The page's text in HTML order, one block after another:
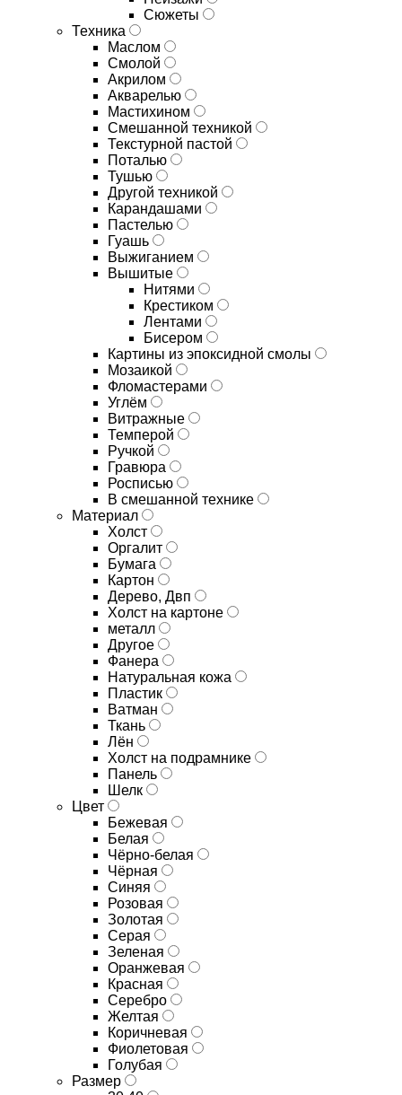
Сюжеты
Техника
Маслом
Смолой
Акрилом
Акварелью
Мастихином
Смешанной техникой
Текстурной пастой
Поталью
Тушью
Другой техникой
Карандашами
Пастелью
Гуашь
Выжиганием
Вышитые
Нитями
Крестиком
Лентами
Бисером
Картины из эпоксидной смолы
Мозаикой
Фломастерами
Углём
Витражные
Темперой
Ручкой
Гравюра
Росписью
В смешанной технике
Материал
Холст
Оргалит
Бумага
Картон
Дерево, Двп
Холст на картоне
металл
Другое
Фанера
Натуральная кожа
Пластик
Ватман
Ткань
Лён
Холст на подрамнике
Панель
Шелк
Цвет
Бежевая
Белая
Чёрно-белая
Чёрная
Синяя
Розовая
Золотая
Серая
Зеленая
Оранжевая
Красная
Серебро
Желтая
Коричневая
Фиолетовая
Голубая
Размер